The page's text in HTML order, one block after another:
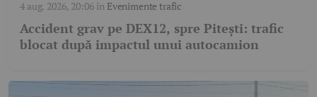
4 aug. 2026, 20:06în Evenimente trafic
Accident grav pe DEX12, spre Pitești: trafic
blocat după impactul unui autocamion